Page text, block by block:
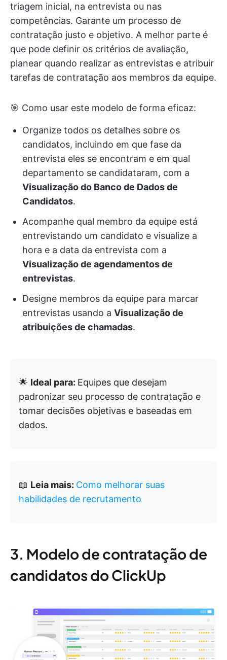
triagem inicial, na entrevista ou nas
competências. Garante um processo de
contratação justo e objetivo. A melhor parte é
que pode definir os critérios de avaliação,
planear quando realizar as entrevistas e atribuir
tarefas de contratação aos membros da equipe.
🎯 Como usar este modelo de forma eficaz:
Organize todos os detalhes sobre os
candidatos, incluindo em que fase da
entrevista eles se encontram e em qual
departamento se candidataram, com a
Visualização do Banco de Dados de
Candidatos.
Acompanhe qual membro da equipe está
entrevistando um candidato e visualize a
hora e a data da entrevista com a
Visualização de agendamentos de
entrevistas.
Designe membros da equipe para marcar
entrevistas usando a Visualização de
atribuições de chamadas.
🌟 Ideal para: Equipes que desejam
padronizar seu processo de contratação e
tomar decisões objetivas e baseadas em
dados.
📖 Leia mais: Como melhorar suas
habilidades de recrutamento
3. Modelo de contratação de
candidatos do ClickUp